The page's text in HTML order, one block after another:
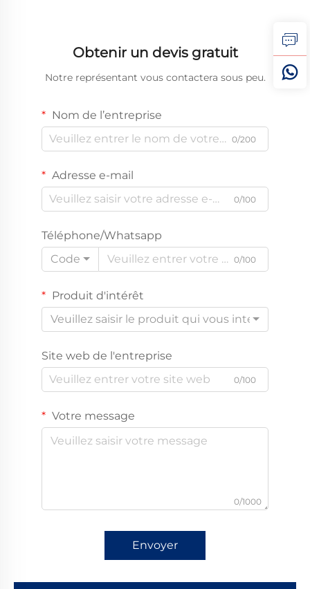
Obtenir un devis gratuit
Notre représentant vous contactera sous peu.
Nom de l’entreprise
0/200
Adresse e-mail
0/100
Téléphone/Whatsapp
Code
0/100
Produit d'intérêt
Veuillez saisir le produit qui vous intéresse
Site web de l'entreprise
0/100
Votre message
0/1000
Envoyer